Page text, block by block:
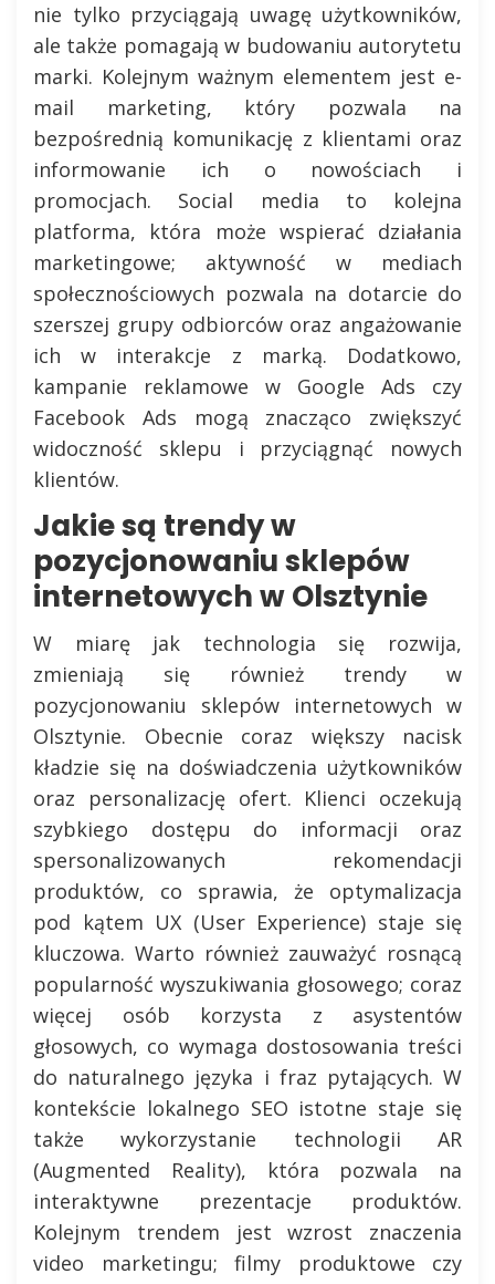
nie tylko przyciągają uwagę użytkowników,
ale także pomagają w budowaniu autorytetu
marki. Kolejnym ważnym elementem jest e-
mail marketing, który pozwala na
bezpośrednią komunikację z klientami oraz
informowanie ich o nowościach i
promocjach. Social media to kolejna
platforma, która może wspierać działania
marketingowe; aktywność w mediach
społecznościowych pozwala na dotarcie do
szerszej grupy odbiorców oraz angażowanie
ich w interakcje z marką. Dodatkowo,
kampanie reklamowe w Google Ads czy
Facebook Ads mogą znacząco zwiększyć
widoczność sklepu i przyciągnąć nowych
klientów.
Jakie są trendy w
pozycjonowaniu sklepów
internetowych w Olsztynie
W miarę jak technologia się rozwija,
zmieniają się również trendy w
pozycjonowaniu sklepów internetowych w
Olsztynie. Obecnie coraz większy nacisk
kładzie się na doświadczenia użytkowników
oraz personalizację ofert. Klienci oczekują
szybkiego dostępu do informacji oraz
spersonalizowanych rekomendacji
produktów, co sprawia, że optymalizacja
pod kątem UX (User Experience) staje się
kluczowa. Warto również zauważyć rosnącą
popularność wyszukiwania głosowego; coraz
więcej osób korzysta z asystentów
głosowych, co wymaga dostosowania treści
do naturalnego języka i fraz pytających. W
kontekście lokalnego SEO istotne staje się
także wykorzystanie technologii AR
(Augmented Reality), która pozwala na
interaktywne prezentacje produktów.
Kolejnym trendem jest wzrost znaczenia
video marketingu; filmy produktowe czy